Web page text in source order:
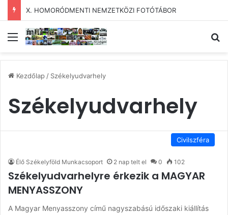
X. HOMORÓDMENTI NEMZETKÖZI FOTÓTÁBOR
Menü
Kezdőlap/ Székelyudvarhely
Székelyudvarhely
Civilszféra
Élő Székelyföld Munkacsoport 2 nap telt el 0 102
Székelyudvarhelyre érkezik a MAGYAR
MENYASSZONY
A Magyar Menyasszony című nagyszabású időszaki kiállítás